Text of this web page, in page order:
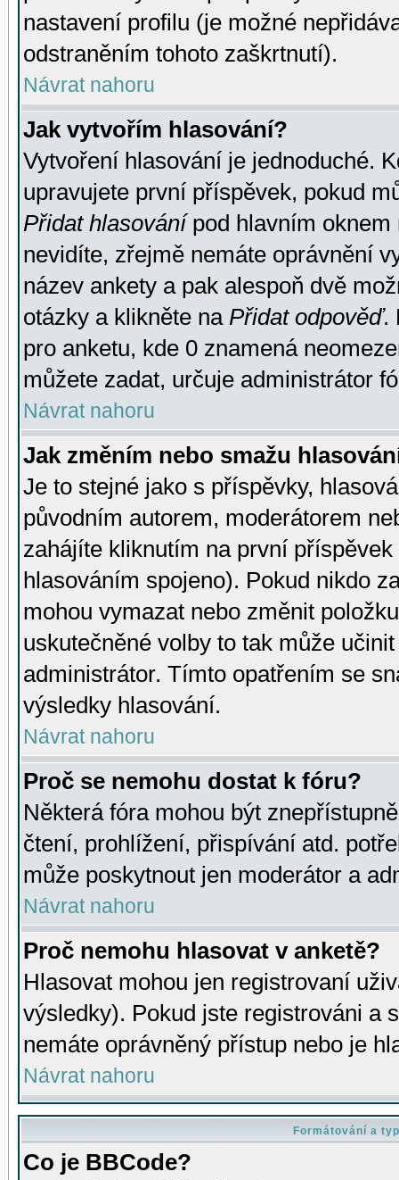
nastavení profilu (je možné
odstraněním tohoto zaškrtnutí).
Návrat nahoru
Jak vytvořím hlasování?
Vytvoření hlasování je jednoduché.
upravujete první příspěvek, pokud
Přidat hlasovánípod hlavním oknem
nevidíte, zřejmě nemáte oprávnění
název ankety a pak alespoň dvě
otázky a klikněte na Přidat odpověď.
pro anketu, kde 0 znamená
můžete zadat, určuje administrátor
Návrat nahoru
Jak změním nebo smažu
Je to stejné jako s příspěvky,
původním autorem, moderátorem
zahájíte kliknutím na první
hlasováním spojeno). Pokud nikdo
mohou vymazat nebo změnit
uskutečněné volby to tak může
administrátor. Tímto opatřením se
výsledky hlasování.
Návrat nahoru
Proč se nemohu dostat k fóru?
Některá fóra mohou být
čtení, prohlížení, přispívání atd.
může poskytnout jen moderátor a
Návrat nahoru
Proč nemohu hlasovat v anketě?
Hlasovat mohou jen registrovaní
výsledky). Pokud jste registrováni a
nemáte oprávněný přístup nebo je
Návrat nahoru
Formátování a
Co je BBCode?